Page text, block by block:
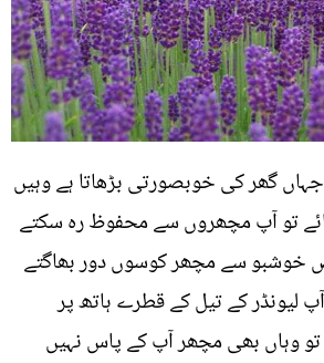
گھر کی خوبصورتی بڑھاتا ہے وہیں
تو آپ مچھروں سے محفوظ رہ سکتے
سے مچھر کوسوں دور بھاگتے
لیونڈر کے تیل کے قطرے ہاتھ پر
تو وہاں بھی مچھر آپ کے پاس نہیں